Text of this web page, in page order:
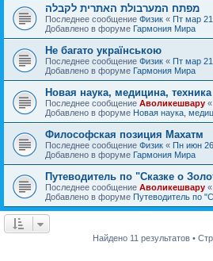
מפתח המערבולת האתרית לקבלה
Последнее сообщение Физик « Пт мар
Добавлено в форуме Гармония Мира
Не багато українською
Последнее сообщение Физик « Пт мар
Добавлено в форуме Гармония Мира
Новая наука, медицина, техника
Последнее сообщение Аволикешвару «
Добавлено в форуме Новая наука,
Философская позиция Махатм
Последнее сообщение Физик « Пн июн
Добавлено в форуме Гармония Мира
Путеводитель по "Сказке о
Последнее сообщение Аволикешвару «
Добавлено в форуме Путеводитель по
Найдено 11 результатов •